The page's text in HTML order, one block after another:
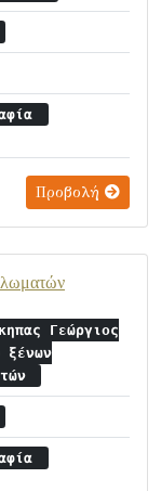
Προβολή
Γεώργιος
ξένων